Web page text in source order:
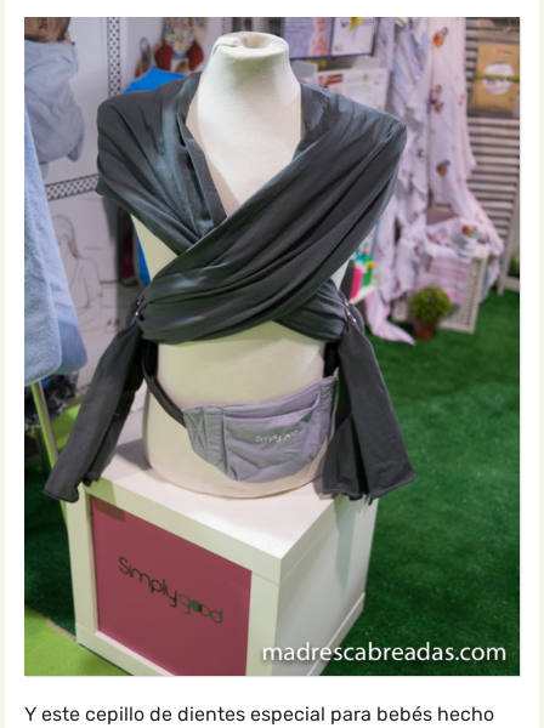
Y este cepillo de dientes especial para bebés hecho